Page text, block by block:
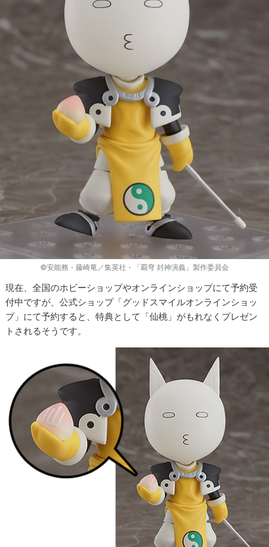
©安能務・藤崎竜／集英社・「覇穹 封神演義」製作委員会
現在、全国のホビーショップやオンラインショップにて予約受
付中ですが、公式ショップ「グッドスマイルオンラインショッ
プ」にて予約すると、特典として「仙桃」がもれなくプレゼン
トされるそうです。